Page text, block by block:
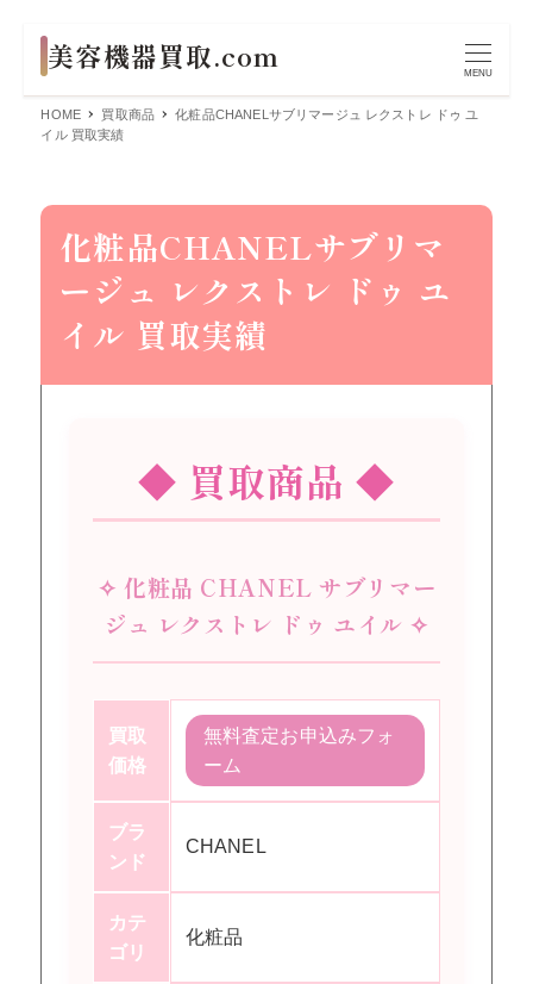
MENU
HOME 買取商品
化粧品CHANELサブリマージュ レクストレ ドゥ ユ
イル 買取実績
化粧品CHANELサブリマ
ージュ レクストレ ドゥ ユ
イル 買取実績
◆ 買取商品 ◆
✧ 化粧品 CHANEL サブリマー
ジュ レクストレ ドゥ ユイル ✧
買取
価格
無料査定お申込みフォ
ーム
ブラ
ンド
CHANEL
カテ
ゴリ
化粧品